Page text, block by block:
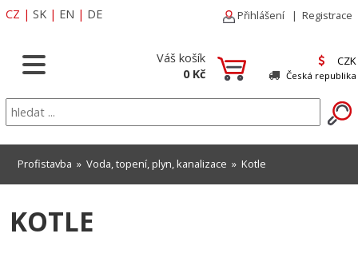
CZ | SK | EN | DE Přihlášení | Registrace
Váš košík
0 Kč
CZK
Česká republika
Profistavba » Voda, topení, plyn, kanalizace » Kotle
KOTLE